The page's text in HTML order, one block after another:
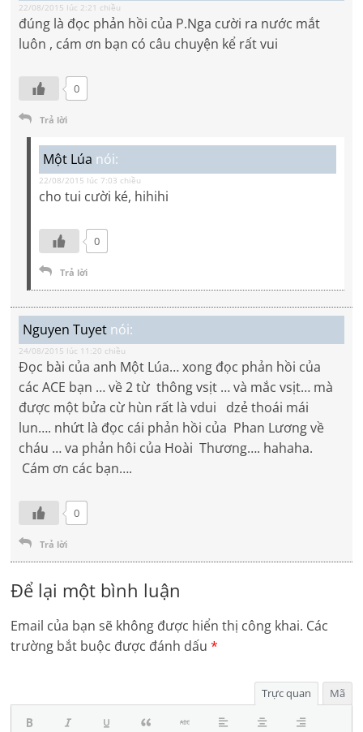
22/08/2015 lúc 2:21 chiều
đúng là đọc phản hồi của P.Nga cười ra nước mắt
luôn , cám ơn bạn có câu chuyện kể rất vui
0
Trả lời
Một Lúa nói:
22/08/2015 lúc 7:03 chiều
cho tui cười ké, hihihi
0
Trả lời
Nguyen Tuyet nói:
24/08/2015 lúc 11:20 chiều
Đọc bài của anh Một Lúa… xong đọc phản hồi của
các ACE bạn … về 2 từ thông vsịt … và mắc vsịt… mà
được một bửa cừ hùn rất là vdui dzẻ thoái mái
lun…. nhứt là đọc cái phản hồi của Phan Lương về
cháu … va phản hôi của Hoài Thương…. hahaha.
Cám ơn các bạn….
0
Trả lời
Để lại một bình luận
Email của bạn sẽ không được hiển thị công khai. Các
trường bắt buộc được đánh dấu*
Trực quan Mã